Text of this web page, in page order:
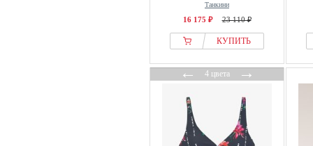
Танкини
16 175 ₽ 23 110 ₽
КУПИТЬ
←4 цвета→